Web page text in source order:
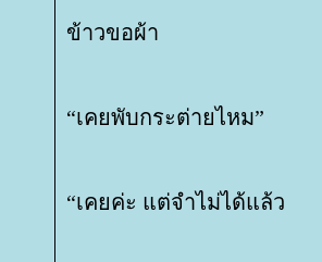
ข้าวขอผ้า
“เคยพับกระต่ายไหม”
“เคยค่ะ แต่จำไม่ได้แล้ว